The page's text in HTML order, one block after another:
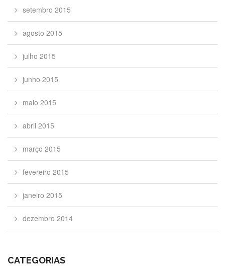
setembro 2015
agosto 2015
julho 2015
junho 2015
maio 2015
abril 2015
março 2015
fevereiro 2015
janeiro 2015
dezembro 2014
CATEGORIAS